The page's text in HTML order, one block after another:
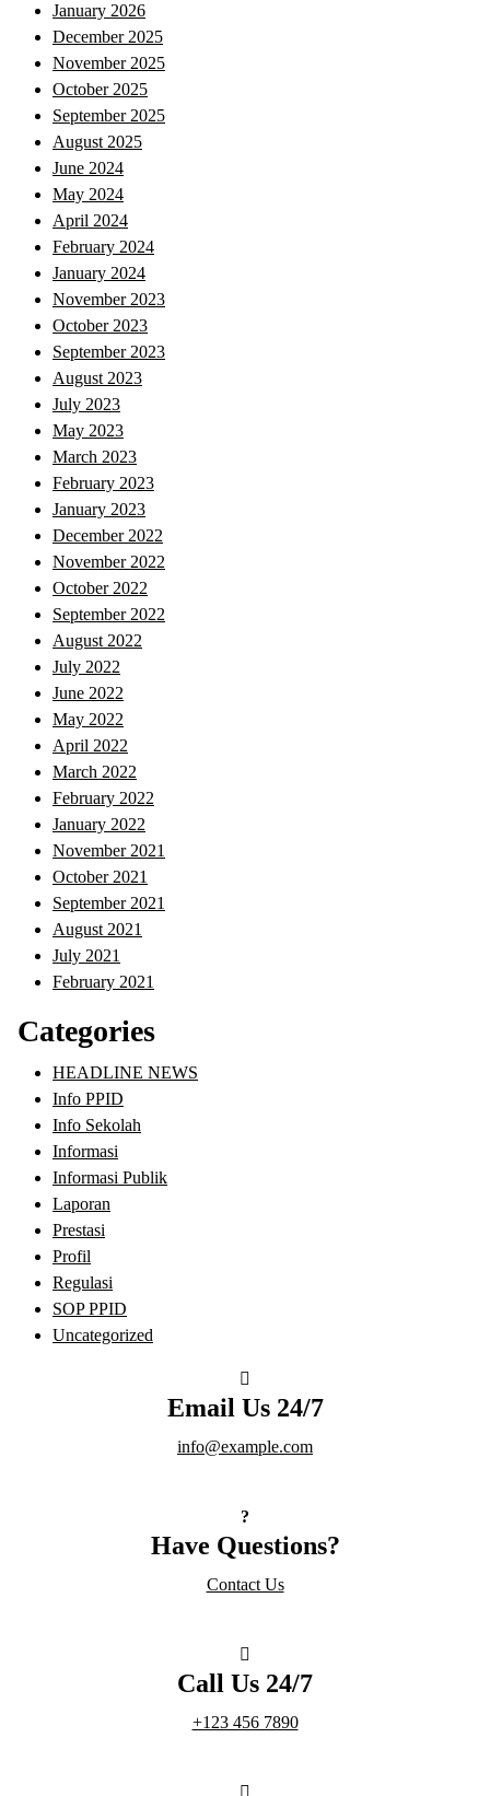
January 2026
December 2025
November 2025
October 2025
September 2025
August 2025
June 2024
May 2024
April 2024
February 2024
January 2024
November 2023
October 2023
September 2023
August 2023
July 2023
May 2023
March 2023
February 2023
January 2023
December 2022
November 2022
October 2022
September 2022
August 2022
July 2022
June 2022
May 2022
April 2022
March 2022
February 2022
January 2022
November 2021
October 2021
September 2021
August 2021
July 2021
February 2021
Categories
HEADLINE NEWS
Info PPID
Info Sekolah
Informasi
Informasi Publik
Laporan
Prestasi
Profil
Regulasi
SOP PPID
Uncategorized
Email Us 24/7
info@example.com
Have Questions?
Contact Us
Call Us 24/7
+123 456 7890